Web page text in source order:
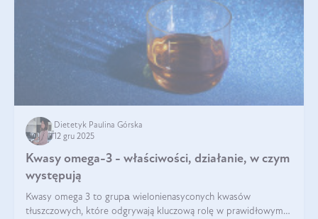
Dietetyk Paulina Górska
12 gru 2025
Kwasy omega-3 - właściwości, działanie, w czym
występują
Kwasy omega 3 to grupа wielonienasyconych kwasów
tłuszczowych, które odgrywają kluczową rolę w prawidłowym